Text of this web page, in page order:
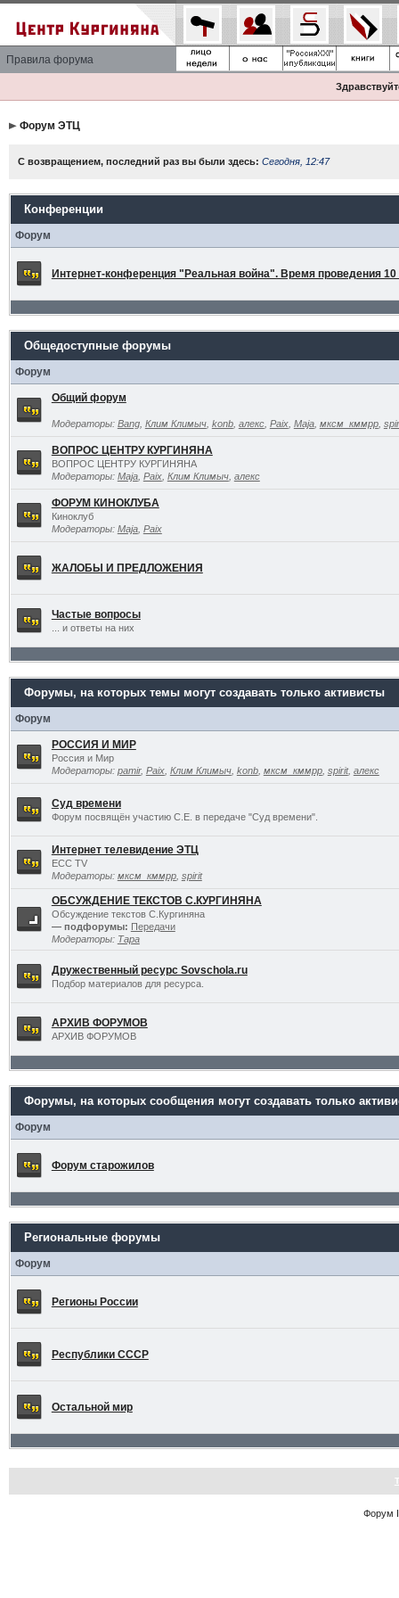
Правила форума
Форум ЭТЦ
С возвращением, последний раз вы были здесь: Сегодня, 12:47
Конференции
Форум
Интернет-конференция "Реальная война". Время проведения 10
Общедоступные форумы
Форум
Общий форум
Модераторы: Bang, Клим Климыч, konb, алекс, Paix, Maja, мксм_кммрр,
ВОПРОС ЦЕНТРУ КУРГИНЯНА
ВОПРОС ЦЕНТРУ КУРГИНЯНА
Модераторы: Maja, Paix, Клим Климыч, алекс
ФОРУМ КИНОКЛУБА
Киноклуб
Модераторы: Maja, Paix
ЖАЛОБЫ И ПРЕДЛОЖЕНИЯ
Частые вопросы
... и ответы на них
Форумы, на которых темы могут создавать только активисты
Форум
РОССИЯ И МИР
Россия и Мир
Модераторы: pamir, Paix, Клим Климыч, konb, мксм_кммрр, spirit, алекс
Суд времени
Форум посвящён участию С.Е. в передаче "Суд времени".
Интернет телевидение ЭТЦ
ECC TV
Модераторы: мксм_кммрр, spirit
ОБСУЖДЕНИЕ ТЕКСТОВ С.КУРГИНЯНА
Обсуждение текстов С.Кургиняна
— подфорумы: Передачи
Модераторы: Тара
Дружественный ресурс Sovschola.ru
Подбор материалов для ресурса.
АРХИВ ФОРУМОВ
АРХИВ ФОРУМОВ
Форумы, на которых сообщения могут создавать только
Форум
Форум старожилов
Региональные форумы
Форум
Регионы России
Республики СССР
Остальной мир
Форум